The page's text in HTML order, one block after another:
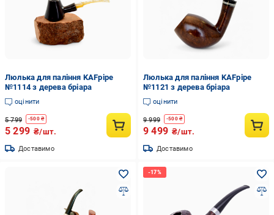
Люлька для паління KAFpipe
№1114 з дерева бріара
оцінити
5 799 -500₴
5 299 ₴/шт.
Доставимо
Люлька для паління KAFpipe
№1121 з дерева бріара
оцінити
9 999 -500₴
9 499 ₴/шт.
Доставимо